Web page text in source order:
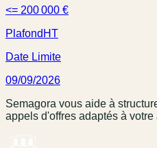
<= 200 000 €
Plafond HT
Date Limite
09/09/2026
Semagora vous aide à
appels d'offres adaptés à votre